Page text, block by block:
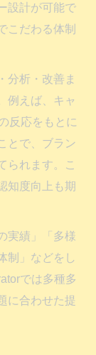
設計が可能で
こだわる体制
分析・改善ま
例えば、キャ
反応をもとに
とで、ブラン
られます。こ
知度向上も期
実績」「多様
制」などをし
では多種多
に合わせた提